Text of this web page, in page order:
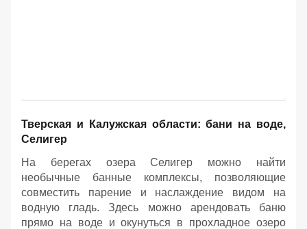
Тверская и Калужская области: бани на воде,
Селигер
На берегах озера Селигер можно найти
необычные банные комплексы, позволяющие
совместить парение и наслаждение видом на
водную гладь. Здесь можно арендовать баню
прямо на воде и окунуться в прохладное озеро